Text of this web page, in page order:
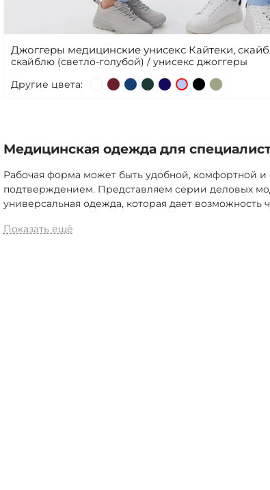
Джоггеры медицинские унисекс Кайтеки,
скайблю (светло-голубой) / унисекс джоггеры
Другие цвета:
Медицинская одежда для
Рабочая форма может быть удобной, комфортной
подтверждением. Представляем серии деловых
универсальная одежда, которая дает возможность
Показать ещё